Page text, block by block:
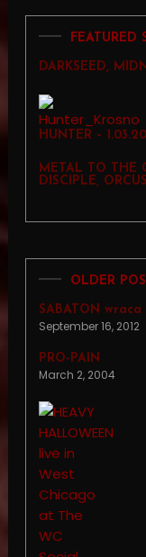
FEATURED
DARKSEED,
HUNTER –
METAL TO THE
DISCIPLE, ORCUS
OLDER
SABATON
September 16, 2012
PRO-PAIN
March 2, 2004